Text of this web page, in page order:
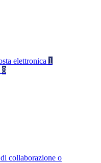
elettronica 1
8
collaborazione o